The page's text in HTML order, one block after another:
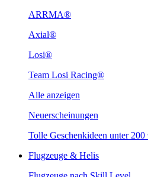
ARRMA®
Axial®
Losi®
Team Losi Racing®
Alle anzeigen
Neuerscheinungen
Tolle Geschenkideen unter 200
Flugzeuge & Helis